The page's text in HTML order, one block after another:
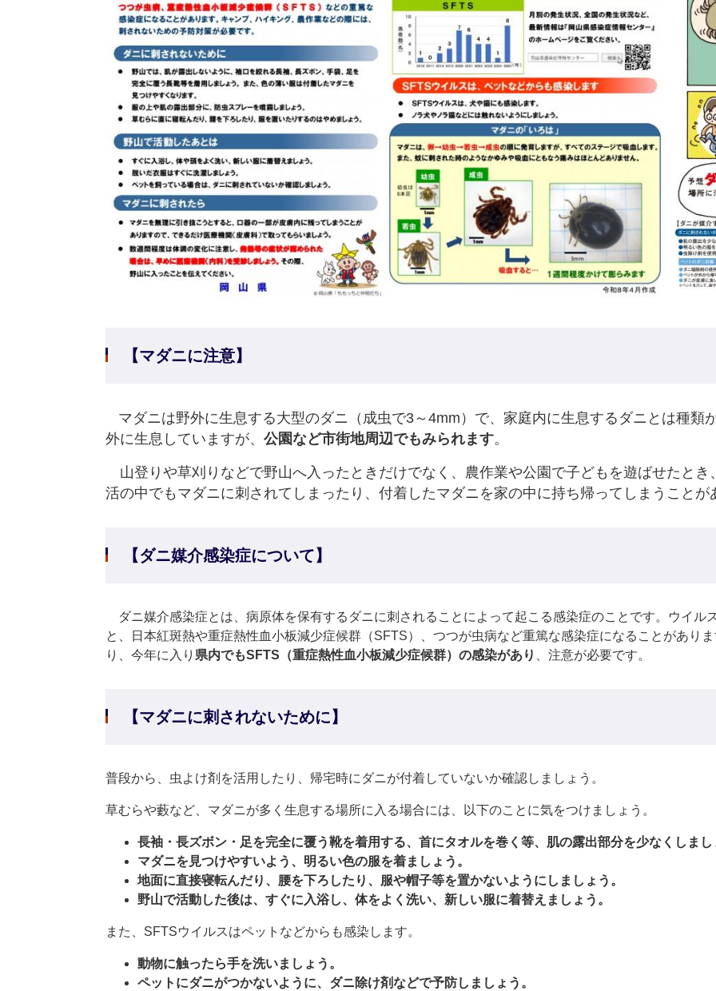
【マダニに注意】
マダニは野外に生息する大型のダニ（成虫で3～4mm）で、家庭内に生息するダニとは種類
外に生息していますが、 公園など市街地周辺でもみられます。
山登りや草刈りなどで野山へ入ったときだけでなく、農作業や公園で子どもを遊ばせたと
活の中でもマダニに刺されてしまったり、付着したマダニを家の中に持ち帰ってしまうことが
【ダニ媒介感染症について】
ダニ媒介感染症とは、病原体を保有するダニに刺されることによって起こる感染症のことです。ウイル
と、日本紅斑熱や重症熱性血小板減少症候群（SFTS）、つつが虫病など重篤な感染症になることがあり
り、今年に入り 県内でもSFTS（重症熱性血小板減少症候群）の感染があり 、注意が必要です。
【マダニに刺されないために】
普段から、虫よけ剤を活用したり、帰宅時にダニが付着していないか確認しましょう。
草むらや藪など、マダニが多く生息する場所に入る場合には、以下のことに気をつけましょう。
長袖・長ズボン・足を完全に覆う靴を着用する、首にタオルを巻く等、肌の露出部分を少なくしまし
マダニを見つけやすいよう、明るい色の服を着ましょう。
地面に直接寝転んだり、腰を下ろしたり、服や帽子等を置かないようにしましょう。
野山で活動した後は、すぐに入浴し、体をよく洗い、新しい服に着替えましょう。
また、SFTSウイルスはペットなどからも感染します。
動物に触ったら手を洗いましょう。
ペットにダニがつかないように、ダニ除け剤などで予防しましょう。